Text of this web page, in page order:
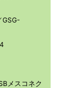
GSG-
メスコネク